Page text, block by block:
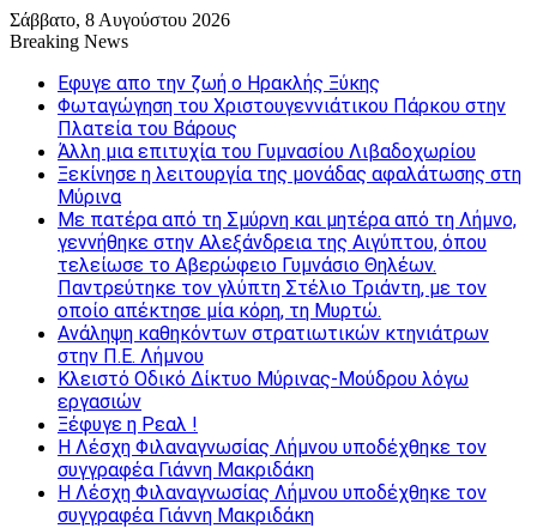
Σάββατο, 8 Αυγούστου 2026
Breaking News
Εφυγε απο την ζωή o Ηρακλής Ξύκης
Φωταγώγηση του Χριστουγεννιάτικου Πάρκου στην
Πλατεία του Βάρους
Άλλη μια επιτυχία του Γυμνασίου Λιβαδοχωρίου
Ξεκίνησε η λειτουργία της μονάδας αφαλάτωσης στη
Μύρινα
Με πατέρα από τη Σμύρνη και μητέρα από τη Λήμνο,
γεννήθηκε στην Αλεξάνδρεια της Αιγύπτου, όπου
τελείωσε το Αβερώφειο Γυμνάσιο Θηλέων.
Παντρεύτηκε τον γλύπτη Στέλιο Τριάντη, με τον
οποίο απέκτησε μία κόρη, τη Μυρτώ.
Ανάληψη καθηκόντων στρατιωτικών κτηνιάτρων
στην Π.Ε. Λήμνου
Κλειστό Οδικό Δίκτυο Μύρινας-Μούδρου λόγω
εργασιών
Ξέφυγε η Ρεαλ !
Η Λέσχη Φιλαναγνωσίας Λήμνου υποδέχθηκε τον
συγγραφέα Γιάννη Μακριδάκη
Η Λέσχη Φιλαναγνωσίας Λήμνου υποδέχθηκε τον
συγγραφέα Γιάννη Μακριδάκη